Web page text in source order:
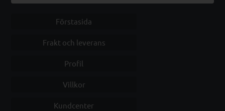
Förstasida
Frakt och leverans
Profil
Villkor
Kundcenter